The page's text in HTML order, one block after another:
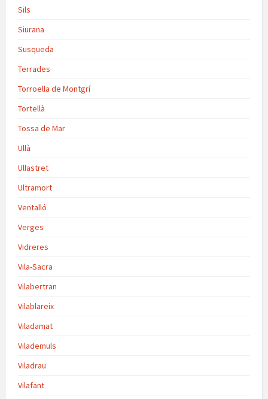
Sils
Siurana
Susqueda
Terrades
Torroella de Montgrí
Tortellà
Tossa de Mar
Ullà
Ullastret
Ultramort
Ventalló
Verges
Vidreres
Vila-Sacra
Vilabertran
Vilablareix
Viladamat
Vilademuls
Viladrau
Vilafant